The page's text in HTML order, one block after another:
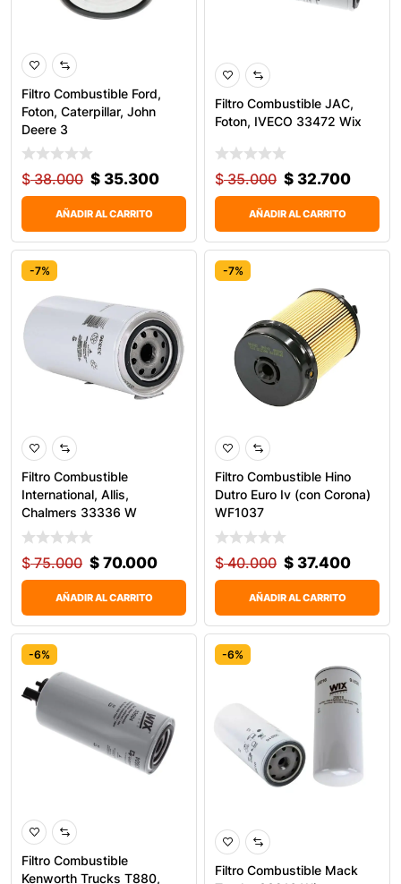
Filtro Combustible Ford,
Foton, Caterpillar, John
Deere 3
$38.000 $ 35.300
AÑADIR AL CARRITO
Filtro Combustible JAC,
Foton, IVECO 33472 Wix
$35.000 $ 32.700
AÑADIR AL CARRITO
-7%
Filtro Combustible
International, Allis,
Chalmers 33336 W
$75.000 $ 70.000
AÑADIR AL CARRITO
-7%
Filtro Combustible Hino
Dutro Euro Iv (con Corona)
WF1037
$40.000 $ 37.400
AÑADIR AL CARRITO
-6%
Filtro Combustible
Kenworth Trucks T880,
-6%
Filtro Combustible Mack